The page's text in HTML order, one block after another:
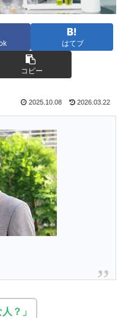
はてブ
コピー
2025.10.08 2026.03.22
？」